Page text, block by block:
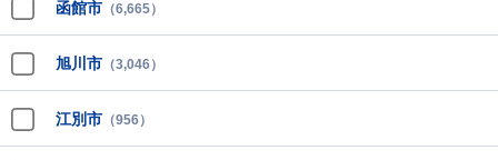
函館市 （6,665）
旭川市 （3,046）
江別市 （956）